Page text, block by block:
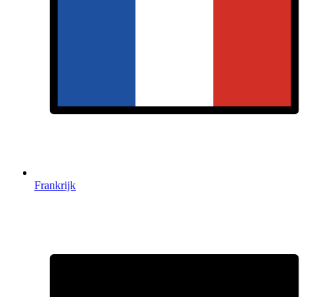
Frankrijk